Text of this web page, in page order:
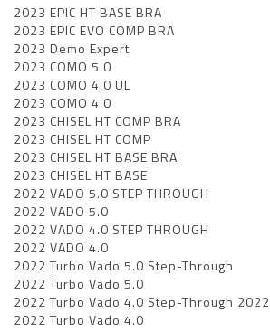
2023 EPIC HT BASE BRA
2023 EPIC EVO COMP BRA
2023 Demo Expert
2023 COMO 5.0
2023 COMO 4.0 UL
2023 COMO 4.0
2023 CHISEL HT COMP BRA
2023 CHISEL HT COMP
2023 CHISEL HT BASE BRA
2023 CHISEL HT BASE
2022 VADO 5.0 STEP THROUGH
2022 VADO 5.0
2022 VADO 4.0 STEP THROUGH
2022 VADO 4.0
2022 Turbo Vado 5.0 Step-Through
2022 Turbo Vado 5.0
2022 Turbo Vado 4.0 Step-Through 2022
2022 Turbo Vado 4.0